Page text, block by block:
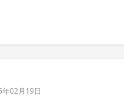
02月19日